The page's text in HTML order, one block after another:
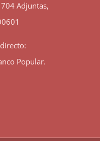
Adjuntas,
Popular.